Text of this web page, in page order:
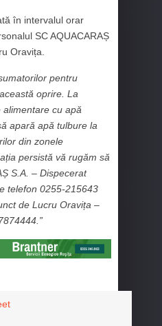
în intervalul orar
SC AQUACARAȘ
Oravița.
pentru
oprire. La
cu apă
apară apă tulbure la
din zonele
persistă vă rugăm să
S.A. – Dispecerat
telefon 0255-215643
de Lucru Oravița –